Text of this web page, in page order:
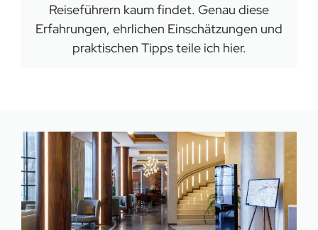
Reiseführern kaum findet. Genau diese
Erfahrungen, ehrlichen Einschätzungen und
praktischen Tipps teile ich hier.